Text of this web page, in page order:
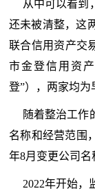
从中可以看到
还未被清整，这
联合信用资产交
市金登信用资
登”），两家均为
随着整治工作
名称和经营范围
年8月变更公司名
2022年开始，